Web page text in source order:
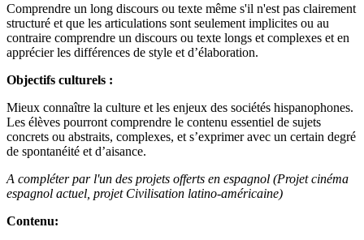
Comprendre un long discours ou texte même s'il n'est pas clairement
structuré et que les articulations sont seulement implicites ou au
contraire comprendre un discours ou texte longs et complexes et en
apprécier les différences de style et d’élaboration.
Objectifs culturels :
Mieux connaître la culture et les enjeux des sociétés hispanophones.
Les élèves pourront comprendre le contenu essentiel de sujets
concrets ou abstraits, complexes, et s’exprimer avec un certain degré
de spontanéité et d’aisance.
A compléter par l'un des projets offerts en espagnol (Projet cinéma
espagnol actuel, projet Civilisation latino-américaine)
Contenu: